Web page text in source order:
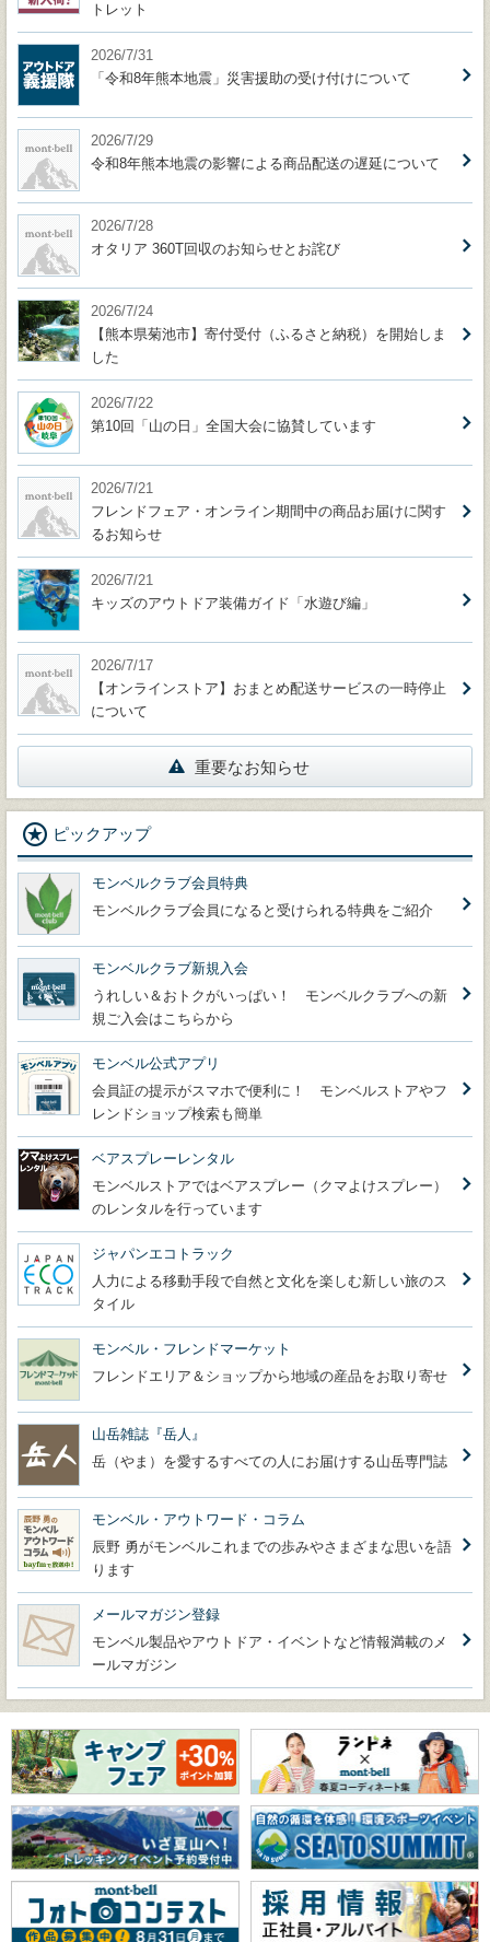
トレット
2026/7/31
「令和8年熊本地震」災害援助の受け付けについて
2026/7/29
令和8年熊本地震の影響による商品配送の遅延について
2026/7/28
オタリア 360T回収のお知らせとお詫び
2026/7/24
【熊本県菊池市】寄付受付（ふるさと納税）を開始しま
した
2026/7/22
第10回「山の日」全国大会に協賛しています
2026/7/21
フレンドフェア・オンライン期間中の商品お届けに関す
るお知らせ
2026/7/21
キッズのアウトドア装備ガイド「水遊び編」
2026/7/17
【オンラインストア】おまとめ配送サービスの一時停止
について
重要なお知らせ
ピックアップ
モンベルクラブ会員特典
モンベルクラブ会員になると受けられる特典をご紹介
モンベルクラブ新規入会
うれしい＆おトクがいっぱい！ モンベルクラブへの新
規ご入会はこちらから
モンベル公式アプリ
会員証の提示がスマホで便利に！ モンベルストアやフ
レンドショップ検索も簡単
ベアスプレーレンタル
モンベルストアではベアスプレー（クマよけスプレー）
のレンタルを行っています
ジャパンエコトラック
人力による移動手段で自然と文化を楽しむ新しい旅のス
タイル
モンベル・フレンドマーケット
フレンドエリア＆ショップから地域の産品をお取り寄せ
山岳雑誌『岳人』
岳（やま）を愛するすべての人にお届けする山岳専門誌
モンベル・アウトワード・コラム
辰野 勇がモンベルこれまでの歩みやさまざまな思いを語
ります
メールマガジン登録
モンベル製品やアウトドア・イベントなど情報満載のメ
ールマガジン